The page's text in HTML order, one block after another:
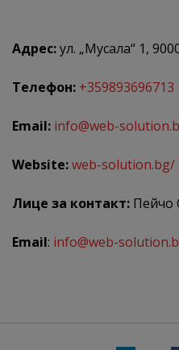
Адрес:ул. „Мусала“ 1,
Телефон: +359893696713
Email: info@web-
Website:web-solution.bg/
Лице за контакт: Пейчо
Email: info@web-